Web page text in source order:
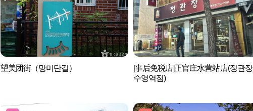
望美团街（망미단길）
[事后免税店]正官庄水营站店(정관장
수영역점)